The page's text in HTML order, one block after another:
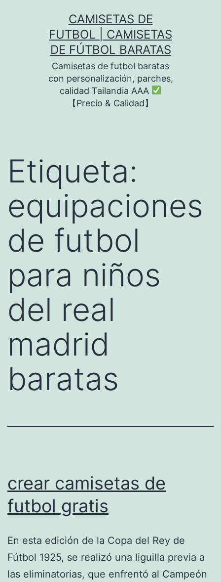
CAMISETAS DE
FUTBOL | CAMISETAS
DE FÚTBOL BARATAS
Camisetas de futbol baratas
con personalización, parches,
calidad Tailandia AAA
【Precio & Calidad】
Etiqueta:
equipaciones
de futbol
para niños
del real
madrid
baratas
crear camisetas de
futbol gratis
En esta edición de la Copa del Rey de
Fútbol 1925, se realizó una liguilla previa a
las eliminatorias, que enfrentó al Campeón